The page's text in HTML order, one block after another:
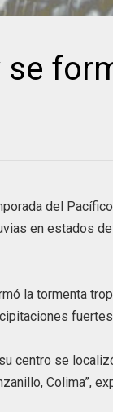
del
en estados
la tormenta
centro se
Colima”,